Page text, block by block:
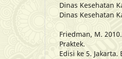
Dinas Kesehatan
Dinas Kesehatan
Friedman, M.
Praktek.
Edisi ke 5. Jakarta.